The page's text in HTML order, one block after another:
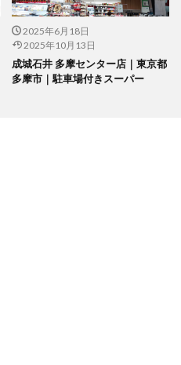
2025年6月18日
2025年10月13日
成城石井 多摩センター店｜東京都
多摩市｜駐車場付きスーパー